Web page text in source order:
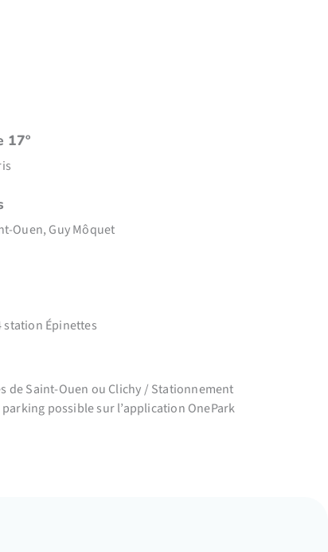
17º
Ouen, Guy Môquet
station Épinettes
de Saint-Ouen ou Clichy / Stationnement
possible sur l’application OnePark